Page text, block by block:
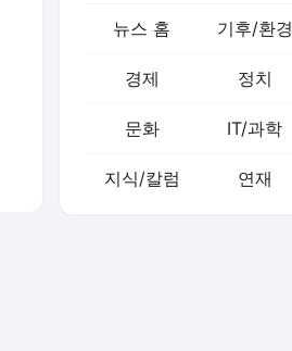
뉴스 홈 기후/환경
경제 정치
문화 IT/과학
지식/칼럼 연재